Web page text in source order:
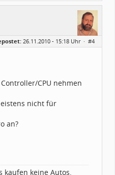
26.11.2010 - 15:18 Uhr · #4
CPU nehmen
nicht für
an?
kaufen keine Autos.